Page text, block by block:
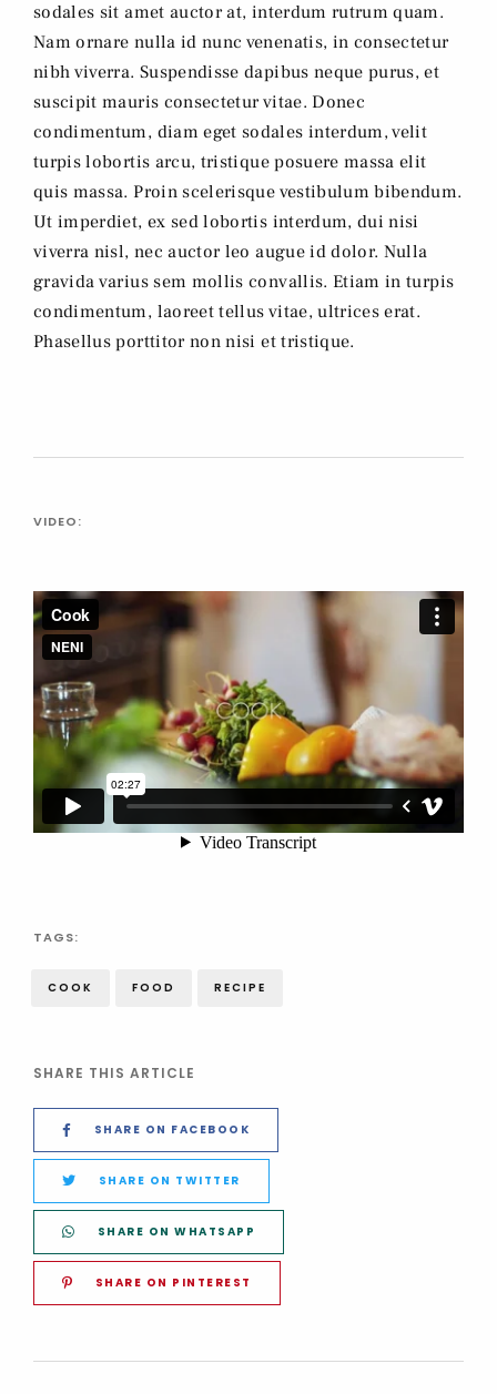
sodales sit amet auctor at, interdum rutrum quam.
Nam ornare nulla id nunc venenatis, in consectetur
nibh viverra. Suspendisse dapibus neque purus, et
suscipit mauris consectetur vitae. Donec
condimentum, diam eget sodales interdum, velit
turpis lobortis arcu, tristique posuere massa elit
quis massa. Proin scelerisque vestibulum bibendum.
Ut imperdiet, ex sed lobortis interdum, dui nisi
viverra nisl, nec auctor leo augue id dolor. Nulla
gravida varius sem mollis convallis. Etiam in turpis
condimentum, laoreet tellus vitae, ultrices erat.
Phasellus porttitor non nisi et tristique.
VIDEO:
TAGS:
COOK FOOD RECIPE
SHARE THIS ARTICLE
SHARE ON FACEBOOK
SHARE ON TWITTER
SHARE ON WHATSAPP
SHARE ON PINTEREST